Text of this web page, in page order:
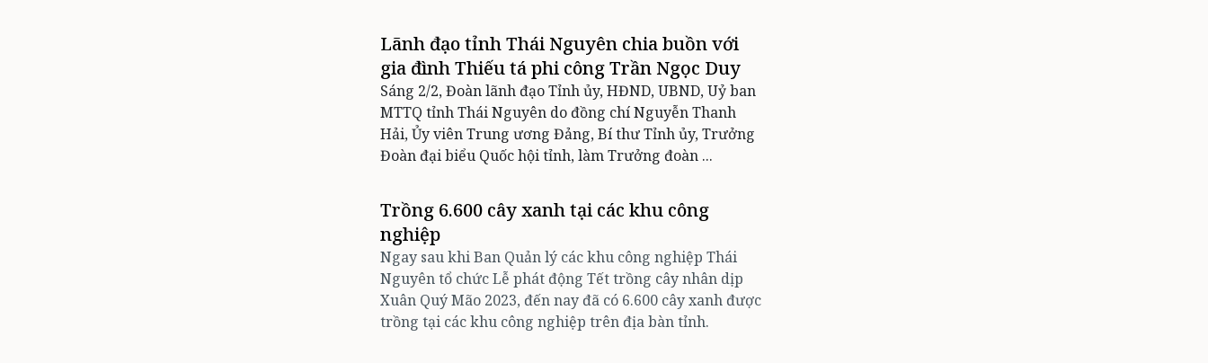
Lãnh đạo tỉnh Thái Nguyên chia buồn với
gia đình Thiếu tá phi công Trần Ngọc Duy
Sáng 2/2, Đoàn lãnh đạo Tỉnh ủy, HĐND, UBND, Uỷ ban
MTTQ tỉnh Thái Nguyên do đồng chí Nguyễn Thanh
Hải, Ủy viên Trung ương Đảng, Bí thư Tỉnh ủy, Trưởng
Đoàn đại biểu Quốc hội tỉnh, làm Trưởng đoàn ...
Trồng 6.600 cây xanh tại các khu công
nghiệp
Ngay sau khi Ban Quản lý các khu công nghiệp Thái
Nguyên tổ chức Lễ phát động Tết trồng cây nhân dịp
Xuân Quý Mão 2023, đến nay đã có 6.600 cây xanh được
trồng tại các khu công nghiệp trên địa bàn tỉnh.